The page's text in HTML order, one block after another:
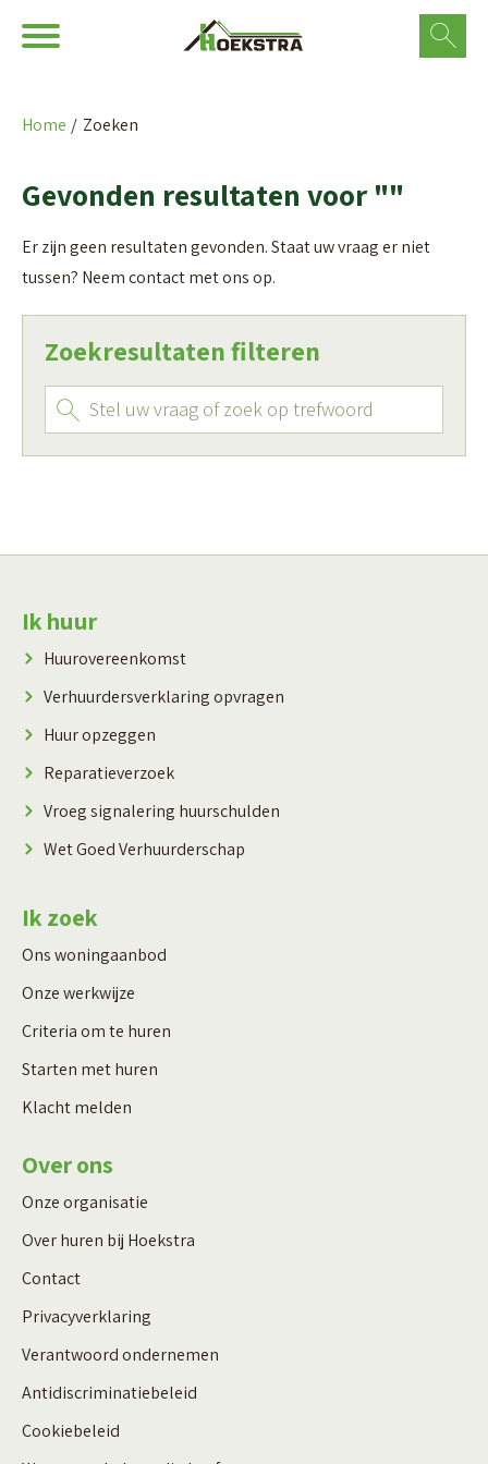
Naar de homepage
Ga naar Hoofd
Home Zoeken
Gevonden resultaten voor ""
Er zijn geen resultaten gevonden. Staat uw vraag er niet
tussen? Neem contact met ons op.
Zoekresultaten filteren
Zoeken
Vraag of trefwoord
Contactinformatie
Ik huur
Huurovereenkomst
Verhuurdersverklaring opvragen
Huur opzeggen
Reparatieverzoek
Vroeg signalering huurschulden
Wet Goed Verhuurderschap
Ik zoek
Ons woningaanbod
Onze werkwijze
Criteria om te huren
Starten met huren
Klacht melden
Over ons
Onze organisatie
Over huren bij Hoekstra
Contact
Privacyverklaring
Verantwoord ondernemen
Antidiscriminatiebeleid
Cookiebeleid